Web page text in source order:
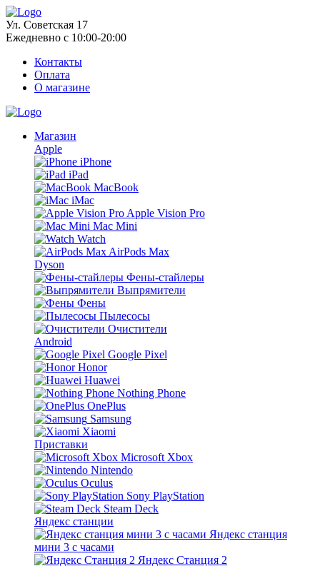
Ул. Советская 17
Ежедневно с 10:00-20:00
Контакты
Оплата
О магазине
Магазин
Apple
iPhone
iPad
MacBook
iMac
Apple Vision Pro
Mac Mini
Watch
AirPods Max
Dyson
Фены-стайлеры
Выпрямители
Фены
Пылесосы
Очистители
Android
Google Pixel
Honor
Huawei
Nothing Phone
OnePlus
Samsung
Xiaomi
Приставки
Microsoft Xbox
Nintendo
Oculus
Sony PlayStation
Steam Deck
Яндекс станции
Яндекс станция
мини 3 с часами
Яндекс Станция 2